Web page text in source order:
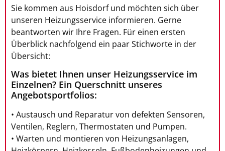
Sie kommen aus Hoisdorf und möchten sich über
unseren Heizungsservice informieren. Gerne
beantworten wir Ihre Fragen. Für einen ersten
Überblick nachfolgend ein paar Stichworte in der
Übersicht:
Was bietet Ihnen unser Heizungsservice im
Einzelnen? Ein Querschnitt unseres
Angebotsportfolios:
• Austausch und Reparatur von defekten Sensoren,
Ventilen, Reglern, Thermostaten und Pumpen.
• Warten und montieren von Heizungsanlagen,